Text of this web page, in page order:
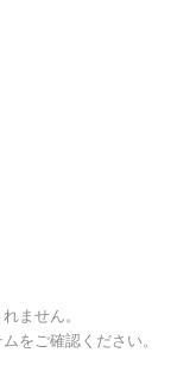
ません。
をご確認ください。